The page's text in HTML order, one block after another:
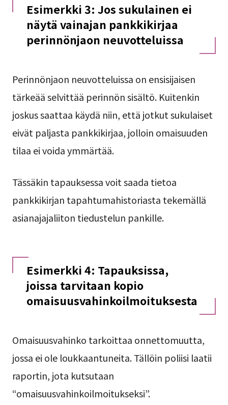
Esimerkki 3: Jos sukulainen ei
näytä vainajan pankkikirjaa
perinnönjaon neuvotteluissa
Perinnönjaon neuvotteluissa on ensisijaisen
tärkeää selvittää perinnön sisältö. Kuitenkin
joskus saattaa käydä niin, että jotkut sukulaiset
eivät paljasta pankkikirjaa, jolloin omaisuuden
tilaa ei voida ymmärtää.
Tässäkin tapauksessa voit saada tietoa
pankkikirjan tapahtumahistoriasta tekemällä
asianajajaliiton tiedustelun pankille.
Esimerkki 4: Tapauksissa,
joissa tarvitaan kopio
omaisuusvahinkoilmoituksesta
Omaisuusvahinko tarkoittaa onnettomuutta,
jossa ei ole loukkaantuneita. Tällöin poliisi laatii
raportin, jota kutsutaan
“omaisuusvahinkoilmoitukseksi”.